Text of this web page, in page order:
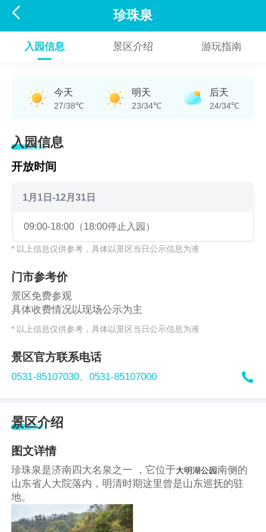
 珍珠泉
入园信息 景区介绍 游玩指南
今天
27/38℃
明天
23/34℃
后天
24/34℃
入园信息
开放时间
1月1日-12月31日
09:00-18:00（18:00停止入园）
* 以上信息仅供参考，具体以景区当日公示信息为准
门市参考价
景区免费参观
具体收费情况以现场公示为主
* 以上信息仅供参考，具体以景区当日公示信息为准
景区官方联系电话
0531-85107030、0531-85107000 
景区介绍
图文详情
珍珠泉是济南四大名泉之一 ，它位于大明湖公园南侧的
山东省人大院落内，明清时期这里曾是山东巡抚的驻
地。